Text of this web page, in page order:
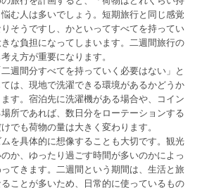
む人は多いでしょう。短期旅行と同じ感覚
そうですし、かといってすべてを持ってい
な負担になってしまいます。二週間旅行の
え方が重要になります。
週間分すべてを持っていく必要はない」と
は、現地で洗濯できる環境があるかどうか
す。宿泊先に洗濯機がある場合や、コイン
所であれば、数日分をローテーションする
でも荷物の量は大きく変わります。
を具体的に想像することも大切です。観光
か、ゆったり過ごす時間が多いのかによっ
てきます。二週間という期間は、生活と旅
ことが多いため、日常的に使っているもの